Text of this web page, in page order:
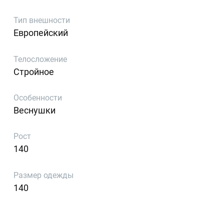
Тип внешности
Европейский
Телосложение
Стройное
Особенности
Веснушки
Рост
140
Размер одежды
140